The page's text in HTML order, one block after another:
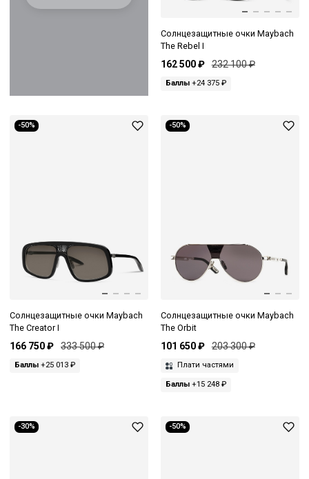
Солнцезащитные очки Maybach
The Rebel I
162 500 ₽ 232 100 ₽
Баллы+24 375 ₽
-50%
Солнцезащитные очки Maybach
The Creator I
166 750 ₽ 333 500 ₽
Баллы +25 013 ₽
-50%
Солнцезащитные очки Maybach
The Orbit
101 650 ₽ 203 300 ₽
Плати частями
Баллы+15 248 ₽
-30% -50%